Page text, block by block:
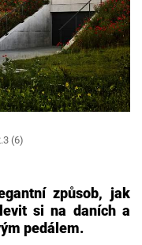
(6)
způsob, jak
si na daních a
pedálem.